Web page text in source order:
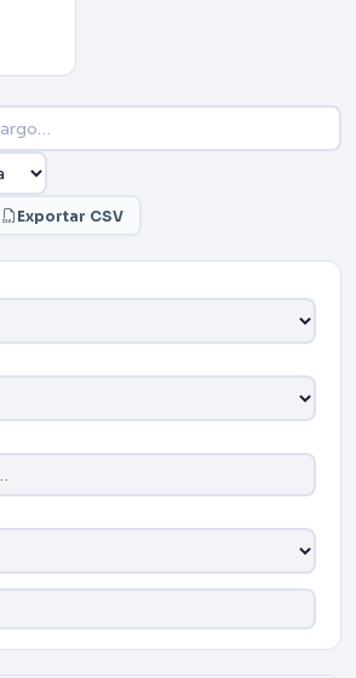
Exportar CSV